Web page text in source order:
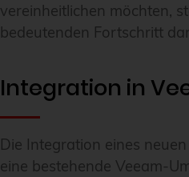
vereinheitlichen möchten,
bedeutenden Fortschritt
Integration in
Die Integration eines
eine bestehende Veeam-